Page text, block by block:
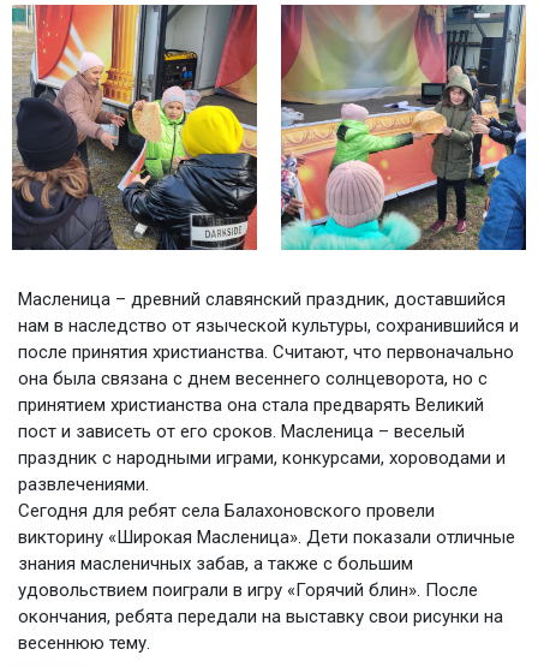
Масленица – древний славянский праздник, доставшийся
нам в наследство от языческой культуры, сохранившийся и
после принятия христианства. Считают, что первоначально
она была связана с днем весеннего солнцеворота, но с
принятием христианства она стала предварять Великий
пост и зависеть от его сроков. Масленица – веселый
праздник с народными играми, конкурсами, хороводами и
развлечениями.
Сегодня для ребят села Балахоновского провели
викторину «Широкая Масленица». Дети показали отличные
знания масленичных забав, а также с большим
удовольствием поиграли в игру «Горячий блин». После
окончания, ребята передали на выставку свои рисунки на
весеннюю тему.